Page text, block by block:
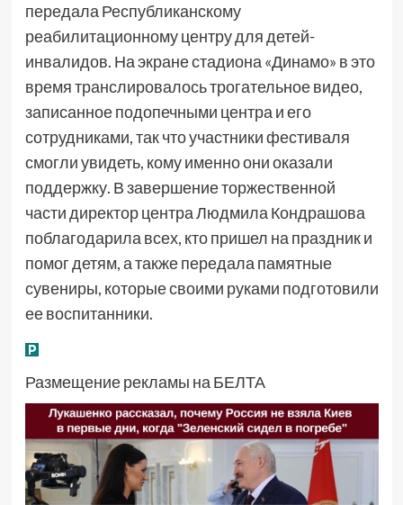
передала Республиканскому
реабилитационному центру для детей-
инвалидов. На экране стадиона «Динамо» в это
время транслировалось трогательное видео,
записанное подопечными центра и его
сотрудниками, так что участники фестиваля
смогли увидеть, кому именно они оказали
поддержку. В завершение торжественной
части директор центра Людмила Кондрашова
поблагодарила всех, кто пришел на праздник и
помог детям, а также передала памятные
сувениры, которые своими руками подготовили
ее воспитанники.
Размещение рекламы на БЕЛТА